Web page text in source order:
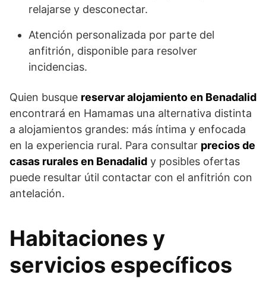
relajarse y desconectar.
Atención personalizada por parte del
anfitrión, disponible para resolver
incidencias.
Quien busque reservar alojamiento en Benadalid
encontrará en Hamamas una alternativa distinta
a alojamientos grandes: más íntima y enfocada
en la experiencia rural. Para consultar precios de
casas rurales en Benadalid y posibles ofertas
puede resultar útil contactar con el anfitrión con
antelación.
Habitaciones y
servicios específicos